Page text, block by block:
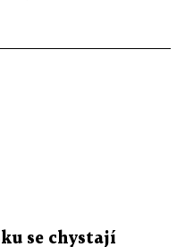
se chystají